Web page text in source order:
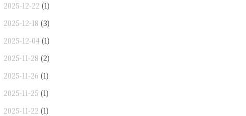
2025-12-22 (1)
2025-12-18 (3)
2025-12-04 (1)
2025-11-28 (2)
2025-11-26 (1)
2025-11-25 (1)
2025-11-22 (1)